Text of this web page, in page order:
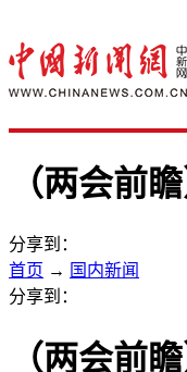
（两会前
分享到：
首页 → 国内新闻
分享到：
（两会前